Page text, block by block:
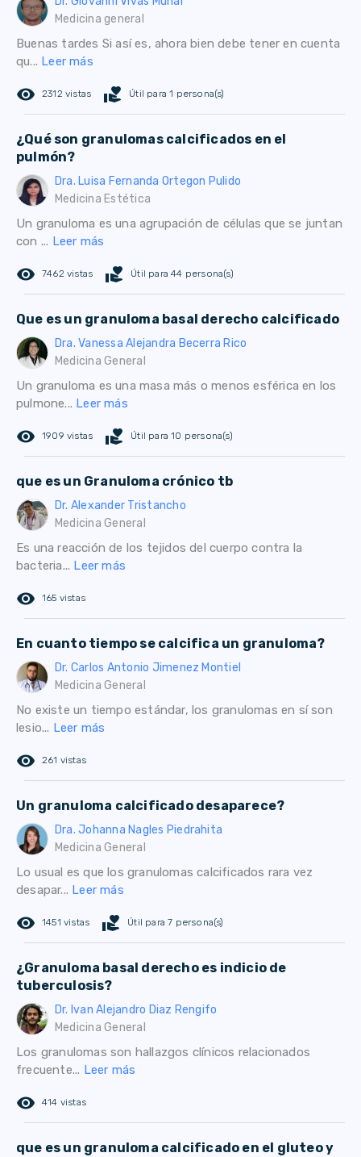
Medicina general
Buenas tardes Si así es, ahora bien debe tener en cuenta
qu... Leer más
remove_red_eye 2312 vistas volunteer_activism Útil para 1 persona(s)
¿Qué son granulomas calcificados en el
pulmón?
Dra. Luisa Fernanda Ortegon Pulido
Medicina Estética
Un granuloma es una agrupación de células que se juntan
con ... Leer más
remove_red_eye 7462 vistas volunteer_activism Útil para 44 persona(s)
Que es un granuloma basal derecho calcificado
Dra. Vanessa Alejandra Becerra Rico
Medicina General
Un granuloma es una masa más o menos esférica en los
pulmone... Leer más
remove_red_eye 1909 vistas volunteer_activism Útil para 10 persona(s)
que es un Granuloma crónico tb
Dr. Alexander Tristancho
Medicina General
Es una reacción de los tejidos del cuerpo contra la
bacteria... Leer más
remove_red_eye 165 vistas
En cuanto tiempo se calcifica un granuloma?
Dr. Carlos Antonio Jimenez Montiel
Medicina General
No existe un tiempo estándar, los granulomas en sí son
lesio... Leer más
remove_red_eye 261 vistas
Un granuloma calcificado desaparece?
Dra. Johanna Nagles Piedrahita
Medicina General
Lo usual es que los granulomas calcificados rara vez
desapar... Leer más
remove_red_eye 1451 vistas volunteer_activism Útil para 7 persona(s)
¿Granuloma basal derecho es indicio de
tuberculosis?
Dr. Ivan Alejandro Diaz Rengifo
Medicina General
Los granulomas son hallazgos clínicos relacionados
frecuente... Leer más
remove_red_eye 414 vistas
que es un granuloma calcificado en el gluteo y